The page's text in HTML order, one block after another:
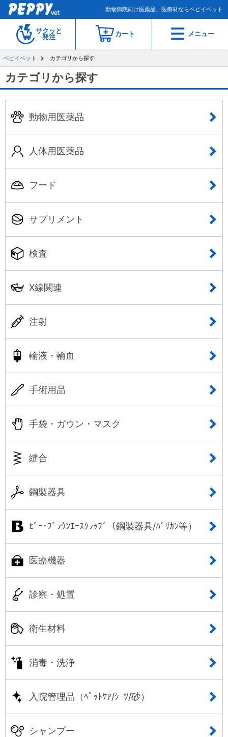
動物病院向け医薬品、医療材ならペピイベット
サクッと
発注
カート メニュー
ペピイベット カテゴリから探す
カテゴリから探す
動物用医薬品
人体用医薬品
フード
サプリメント
検査
X線関連
注射
輸液・輸血
手術用品
手袋・ガウン・マスク
縫合
鋼製器具
ﾋﾞｰ･ﾌﾞﾗｳﾝｴｰｽｸﾗｯﾌﾟ（鋼製器具/ﾊﾞﾘｶﾝ等）
医療機器
診察・処置
衛生材料
消毒・洗浄
入院管理品（ﾍﾟｯﾄｹｱ/ｼｰﾂ/砂）
シャンプー